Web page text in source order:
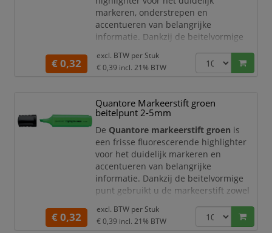
Deze
markeren, onderstrepen en
accentueren van belangrijke
informatie. Dankzij de beitelvormige
lijnen als brede markeringen. De
blauwe inkt valt direct op in
waardoor u belangrijke passages snel
terugvindt en overzichtelijk kunt
organiseren.
Fluorescerend blauw voor duidelijke
accent
€ 0,32
excl. BTW per Stuk
€ 0,39 incl. 21% BTW
Quantore Markeerstift groen
beitelpunt 2-5mm
De Quantore markeerstift groen is
een frisse fluorescerende highlighter
voor het duidelijk markeren en
accentueren van belangrijke
informatie. Dankzij de beitelvormige
punt gebruikt u de markeerstift zowel
De groene kleur valt goed op in teksten,
notities en documenten, waardoor u
€ 0,32
excl. BTW per Stuk
€ 0,39 incl. 21% BTW